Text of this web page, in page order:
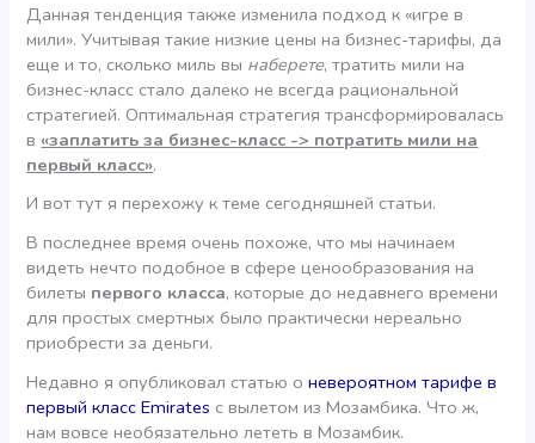
Данная тенденция также изменила подход к «игре в
мили». Учитывая такие низкие цены на бизнес-тарифы, да
еще и то, сколько миль вы наберете, тратить мили на
бизнес-класс стало далеко не всегда рациональной
стратегией. Оптимальная стратегия трансформировалась
в «заплатить за бизнес-класс -> потратить мили на
первый класс».
И вот тут я перехожу к теме сегодняшней статьи.
В последнее время очень похоже, что мы начинаем
видеть нечто подобное в сфере ценообразования на
билеты первого класса, которые до недавнего времени
для простых смертных было практически нереально
приобрести за деньги.
Недавно я опубликовал статью оневероятном тарифе в
первый класс Emirates с вылетом из Мозамбика. Что ж,
нам вовсе необязательно лететь в Мозамбик.